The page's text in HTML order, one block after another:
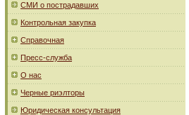
СМИ о пострадавших
Контрольная закупка
Справочная
Пресс-служба
О нас
Черные риэлторы
Юридическая консультация